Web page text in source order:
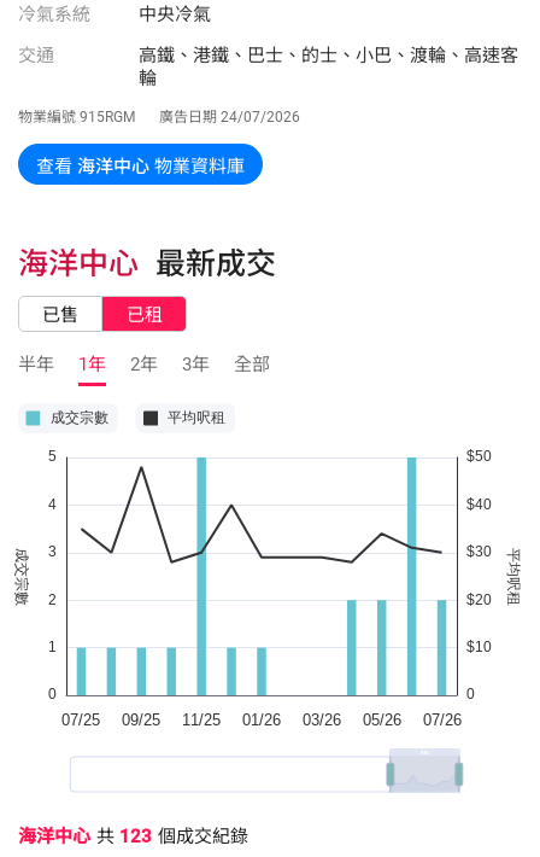
冷氣系統
中央冷氣
交通
高鐵、港鐵、巴士、的士、小巴、渡輪、高速客
輪
物業編號 915RGM 廣告日期 24/07/2026
查看 海洋中心 物業資料庫
海洋中心 最新成交
已售 已租
半年 1年 2年 3年 全部
海洋中心 共 123 個成交紀錄